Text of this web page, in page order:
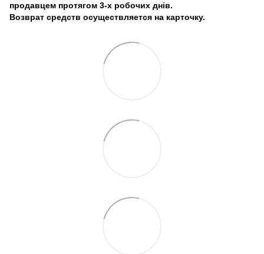
продавцем протягом 3-х робочих днів.
Возврат средств осуществляется на карточку.